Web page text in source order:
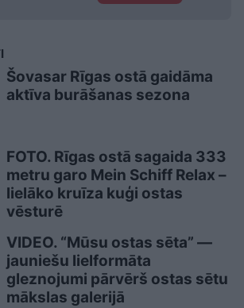
Šovasar Rīgas ostā gaidāma
aktīva burāšanas sezona
FOTO. Rīgas ostā sagaida 333
metru garo Mein Schiff Relax –
lielāko kruīza kuģi ostas
vēsturē
VIDEO. “Mūsu ostas sēta” —
jauniešu lielformāta
gleznojumi pārvērš ostas sētu
mākslas galerijā